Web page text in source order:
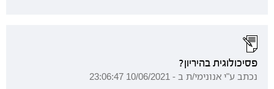
פסיכולוגית בהיריון?
נכתב ע"י אנונימי/ת ב - 10/06/2021 23:06:47